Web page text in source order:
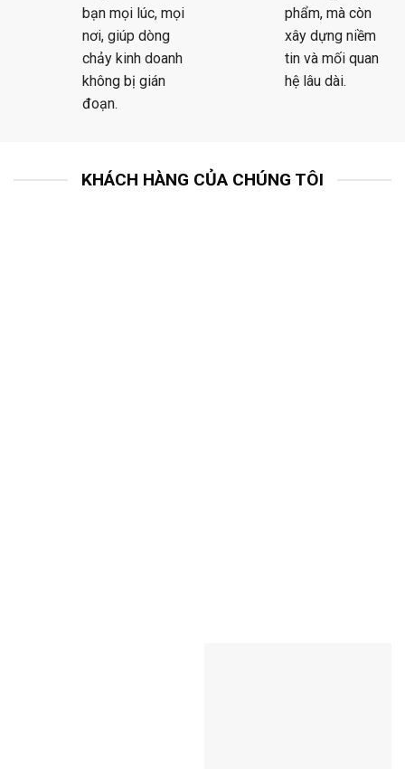
bạn mọi lúc, mọi
nơi, giúp dòng
chảy kinh doanh
không bị gián
đoạn.
phẩm, mà còn
xây dựng niềm
tin và mối quan
hệ lâu dài.
KHÁCH HÀNG CỦA CHÚNG TÔI